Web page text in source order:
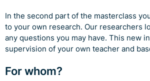
In the second part of the masterclass
to your own research. Our researchers
any questions you may have. This new
supervision of your own teacher and
For whom?